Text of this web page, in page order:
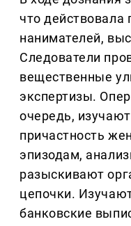
что
нанимателей,
Следователи
вещественные
экспертизы.
очередь,
причастность
эпизодам,
разыскивают
цепочки.
банковские